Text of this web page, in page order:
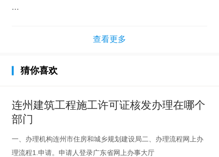
...
查看更多
猜你喜欢
连州建筑工程施工许可证核发办理在哪个
部门
一、办理机构连州市住房和城乡规划建设局二、办理流程网上办
理流程1.申请。申请人登录广东省网上办事大厅